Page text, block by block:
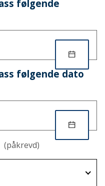
følgende
følgende dato
(påkrevd)